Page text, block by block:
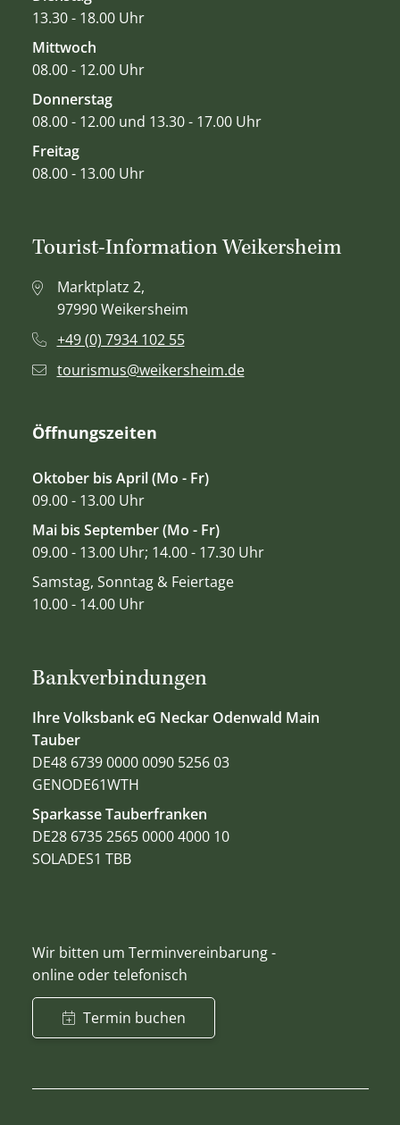
13.30 - 18.00 Uhr
Mittwoch
08.00 - 12.00 Uhr
Donnerstag
08.00 - 12.00 und 13.30 - 17.00 Uhr
Freitag
08.00 - 13.00 Uhr
Bankverbindungen
Ihre Volksbank eG Neckar Odenwald Main
Tauber
DE48 6739 0000 0090 5256 03
GENODE61WTH
Sparkasse Tauberfranken
DE28 6735 2565 0000 4000 10
SOLADES1 TBB
Wir bitten um Terminvereinbarung -
online oder telefonisch
Termin buchen
Tourist-Information Weikersheim
Marktplatz 2,
97990 Weikersheim
+49 (0) 7934 102 55
tourismus@weikersheim.de
Öffnungszeiten
Oktober bis April (Mo - Fr)
09.00 - 13.00 Uhr
Mai bis September (Mo - Fr)
09.00 - 13.00 Uhr; 14.00 - 17.30 Uhr
Samstag, Sonntag & Feiertage
10.00 - 14.00 Uhr